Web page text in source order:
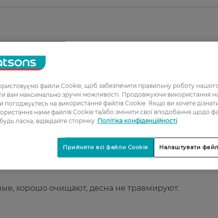
3
4
5
первые несколько дней, десна не царапают, но
хорошо очищают, десна не травмируют.
файли Cookie, щоб забезпечити правильну роботу
вам максимально зручні можливості. Продовжуючи використання
погоджуєтесь на використання файлів Cookie. Якщо ви хочете
нами файлів Cookie та/або змінити свої вподобання щодо
ласка, відвідайте сторінку Політіка конфіденційності
Налаштувати
Прийняти всі файли Cookie